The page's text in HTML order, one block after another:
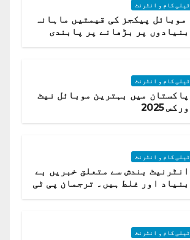
ٹیلی کام و انٹرنٹ
موبائل پیکجز کی قیمتیں ماہانہ
بنیادوں پر بڑھانے پر پابندی
ٹیلی کام و انٹرنٹ
پاکستان میں بہترین موبائل نیٹ
ورکس 2025
ٹیلی کام و انٹرنٹ
انٹرنیٹ بندش سے متعلق خبریں بے
بنیاد اور غلط ہیں۔ ترجمان پی ٹی
ٹیلی کام و انٹرنٹ